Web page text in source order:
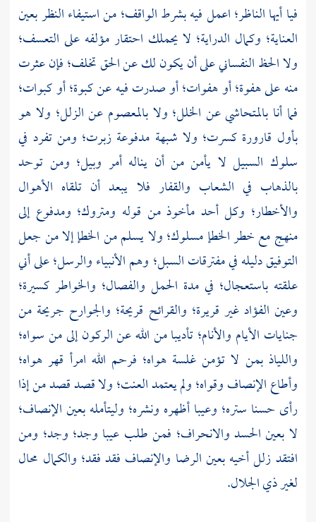
فيا أيها الناظر؛ اعمل فيه بشرط الواقف؛ من استيفاء النظر بعين
العناية؛ وكمال الدراية؛ لا يحملك احتقار مؤلفه على التعسف؛
ولا الحظ النفساني على أن يكون لك عن الحق تخلف؛ فإن عثرت
منه على هفوة؛ أو هفوات؛ أو صدرت فيه عن كبوة؛ أو كبوات؛
فما أنا بالمتحاشي عن الخلل؛ ولا بالمعصوم عن الزلل؛ ولا هو
بأول قارورة كسرت؛ ولا شبهة مدفوعة زبرت؛ ومن تفرد في
سلوك السبيل لا يأمن من أن يناله أمر وبيل؛ ومن توحد
بالذهاب في الشعاب والقفار فلا يبعد أن تلقاه الأهوال
والأخطار؛ وكل أحد مأخوذ من قوله ومتروك؛ ومدفوع إلى
منهج مع خطر الخطإ مسلوك؛ ولا يسلم من الخطإ إلا من جعل
التوفيق دليله في مفترقات السبل؛ وهم الأنبياء والرسل؛ على أني
علقته باستعجال؛ في مدة الحمل والفصال؛ والخواطر كسيرة؛
وعين الفؤاد غير قريرة؛ والقرائح قريحة؛ والجوارح جريحة من
جنايات الأيام والأنام؛ تأديبا من الله عن الركون إلى من سواه؛
واللياذ بمن لا تؤمن غلسة هواه؛ فرحم الله امرأ قهر هواه؛
وأطاع الإنصاف وقواه؛ ولم يعتمد العنت؛ ولا قصد قصد من إذا
رأى حسنا ستره؛ وعيبا أظهره ونشره؛ وليتأمله بعين الإنصاف؛
لا بعين الحسد والانحراف؛ فمن طلب عيبا وجد؛ وجد؛ ومن
افتقد زلل أخيه بعين الرضا والإنصاف فقد فقد؛ والكمال محال
لغير ذي الجلال.